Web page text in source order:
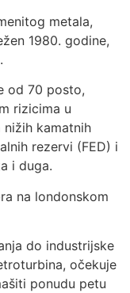
metala,
1980. godine,
od 70 posto,
rizicima u
nižih kamatnih
rezervi (FED) i
i duga.
na londonskom
do industrijske
očekuje
ponudu petu